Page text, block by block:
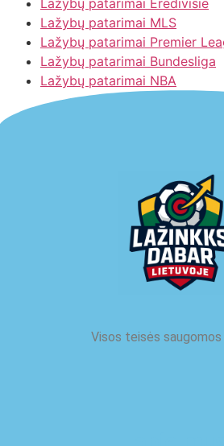
Lažybų patarimai MLS
Lažybų patarimai Premier
Lažybų patarimai Bundesliga
Lažybų patarimai NBA
Visos teisės saugomos